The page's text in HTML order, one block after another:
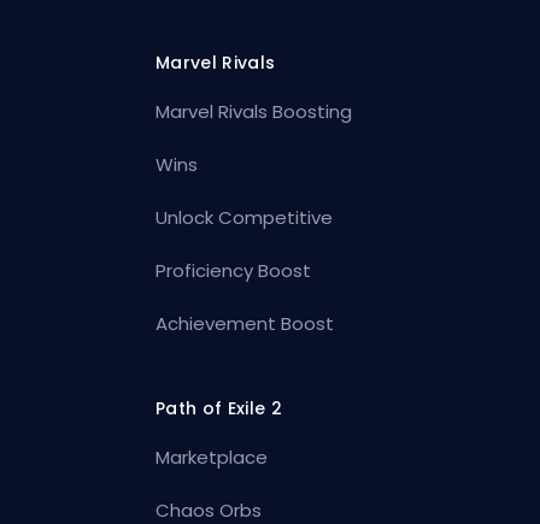
Marvel Rivals
Marvel Rivals Boosting
Wins
Unlock Competitive
Proficiency Boost
Achievement Boost
Path of Exile 2
Marketplace
Chaos Orbs